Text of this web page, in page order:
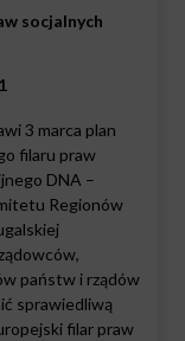
socjalnych
3 marca plan
filaru praw
DNA –
Regionów
państw i rządów
sprawiedliwą
filar praw